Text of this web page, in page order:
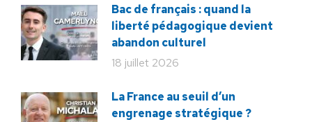
Bac de français : quand la
liberté pédagogique devient
abandon culturel
18 juillet 2026
La France au seuil d’un
engrenage stratégique ?